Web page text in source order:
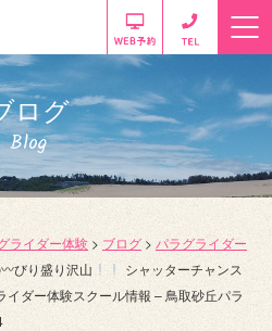
ログ
Blog
ライダー体験 > ブログ > パラグライダー
びり盛り沢山
シャッターチャンス
イダー体験スクール情報 – 鳥取砂丘パラ